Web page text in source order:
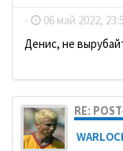
- 06 май 2022,
Денис, не
RE: